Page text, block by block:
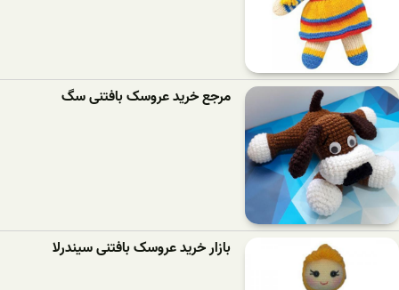
مرجع خرید عروسک بافتنی سگ
بازار خرید عروسک بافتنی سیندرلا